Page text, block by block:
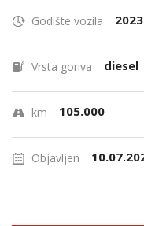
Godište vozila 2023
Vrsta goriva diesel
km 105.000
Objavljen